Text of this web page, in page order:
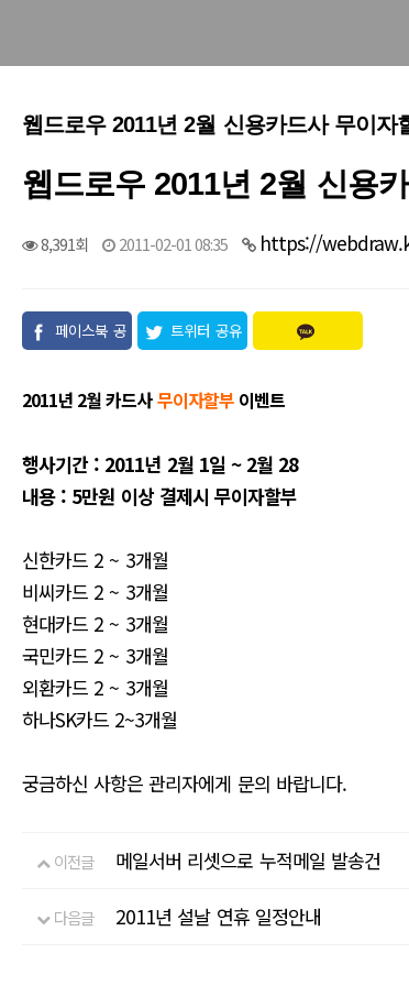
웹드로우 2011년 2월 신용카드사 무이자
웹드로우 2011년 2월 신용
8,391회 2011-02-01 08:35 https://
페이스북 공
트위터 공유
2011년 2월 카드사무이자할부이벤트
행사기간 : 2011년 2월 1일 ~ 2월 28
내용 : 5만원 이상 결제시 무이자할부
신한카드 2 ~ 3개월
비씨카드 2 ~ 3개월
현대카드 2 ~ 3개월
국민카드 2 ~ 3개월
외환카드 2 ~ 3개월
하나SK카드 2~3개월
궁금하신 사항은 관리자에게 문의 바랍니다.
이전글 메일서버 리셋으로 누적메일 발송건
다음글 2011년 설날 연휴 일정안내